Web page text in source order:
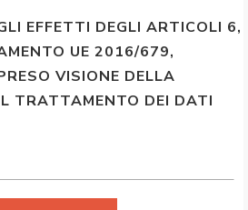
EFFETTI DEGLI ARTICOLI 6,
UE 2016/679,
VISIONE DELLA
TRATTAMENTO DEI DATI